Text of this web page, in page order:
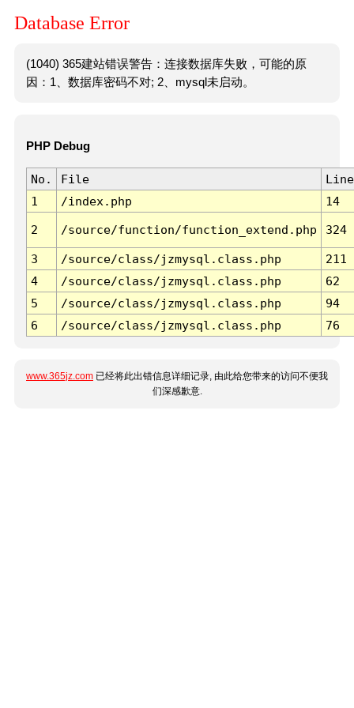
Database Error
(1040) 365建站错误警告：连接数据库失败，可能的原
因：1、数据库密码不对; 2、mysql未启动。
PHP Debug
No. File
Line
1
/index.php 14
2 /source/function/function_extend.php 324
3 /source/class/jzmysql.class.php
211
4
/source/class/jzmysql.class.php
62
5
/source/class/jzmysql.class.php
94
6
/source/class/jzmysql.class.php 76
www.365jz.com 已经将此出错信息详细记录, 由此给您带来的访问不便我
们深感歉意.